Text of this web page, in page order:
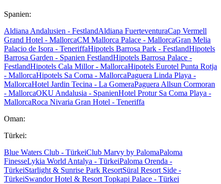
Spanien:
Aldiana Andalusien - FestlandAldiana FuerteventuraCap Vermell
Grand Hotel - MallorcaCM Mallorca Palace - MallorcaGran Melia
Palacio de Isora - TeneriffaHipotels Barrosa Park - FestlandHipotels
Barrosa Garden - Spanien FestlandHipotels Barrosa Palace -
FestlandHipotels Cala Millor - MallorcaHipotels Eurotel Punta Rotja
- MallorcaHipotels Sa Coma - MallorcaPaguera Linda Playa -
MallorcaHotel Jardin Tecina - La GomeraPaguera Allsun Cormoran
- MallorcaOKU Andalusia - SpanienHotel Protur Sa Coma Playa -
MallorcaRoca Nivaria Gran Hotel - Teneriffa
Oman:
Türkei:
Blue Waters Club - TürkeiClub Marvy by PalomaPaloma
FinesseLykia World Antalya - TürkeiPaloma Orenda -
TürkeiStarlight & Sunrise Park ResortSüral Resort Side -
TürkeiSwandor Hotel & Resort Topkapi Palace - Türkei